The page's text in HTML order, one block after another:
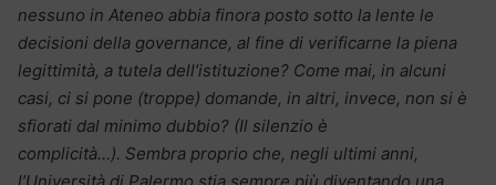
nessuno in Ateneo abbia finora posto sotto la lente le
decisioni della governance, al fine di verificarne la piena
legittimità, a tutela dell’istituzione? Come mai, in alcuni
casi, ci si pone (troppe) domande, in altri, invece, non si è
sfiorati dal minimo dubbio? (Il silenzio è
complicità…). Sembra proprio che, negli ultimi anni,